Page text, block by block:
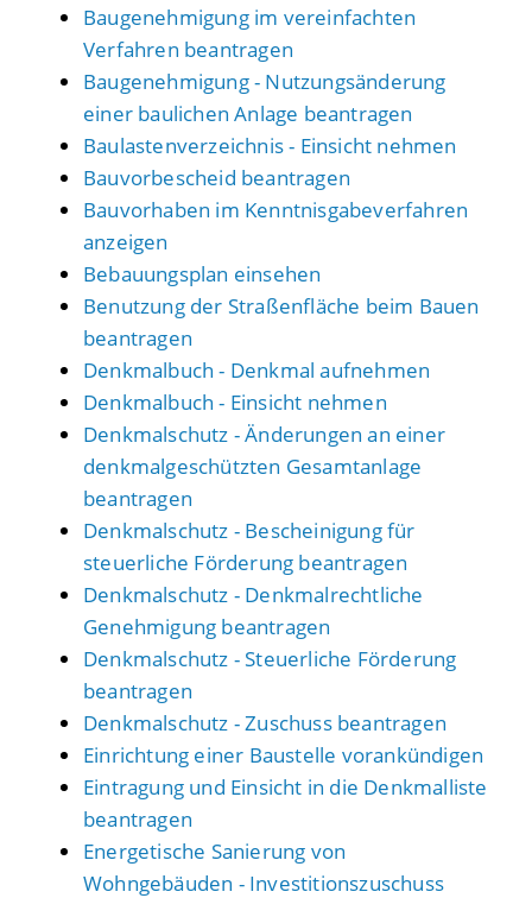
Baugenehmigung im vereinfachten
Verfahren beantragen
Baugenehmigung - Nutzungsänderung
einer baulichen Anlage beantragen
Baulastenverzeichnis - Einsicht nehmen
Bauvorbescheid beantragen
Bauvorhaben im Kenntnisgabeverfahren
anzeigen
Bebauungsplan einsehen
Benutzung der Straßenfläche beim Bauen
beantragen
Denkmalbuch - Denkmal aufnehmen
Denkmalbuch - Einsicht nehmen
Denkmalschutz - Änderungen an einer
denkmalgeschützten Gesamtanlage
beantragen
Denkmalschutz - Bescheinigung für
steuerliche Förderung beantragen
Denkmalschutz - Denkmalrechtliche
Genehmigung beantragen
Denkmalschutz - Steuerliche Förderung
beantragen
Denkmalschutz - Zuschuss beantragen
Einrichtung einer Baustelle vorankündigen
Eintragung und Einsicht in die Denkmalliste
beantragen
Energetische Sanierung von
Wohngebäuden - Investitionszuschuss